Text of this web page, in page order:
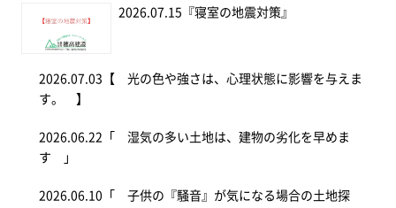
2026.07.15 『寝室の地震対策』
2026.07.03 【 光の色や強さは、心理状態に影響を与えま
す。 】
2026.06.22 「 湿気の多い土地は、建物の劣化を早めま
す 」
2026.06.10 「 子供の『騒音』が気になる場合の土地探